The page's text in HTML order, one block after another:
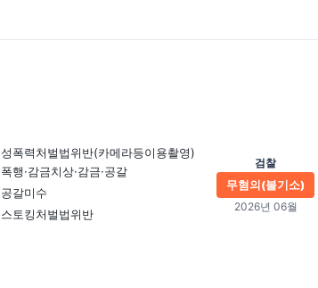
성폭력처벌법위반(카메라등이용촬영)
폭행·감금치상·감금·공갈
공갈미수
스토킹처벌법위반
검찰
무혐의(불기소)
2026년 06월